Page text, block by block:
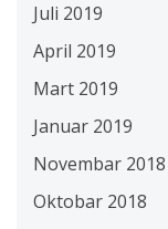
Juli 2019
April 2019
Mart 2019
Januar 2019
Novembar 2018
Oktobar 2018